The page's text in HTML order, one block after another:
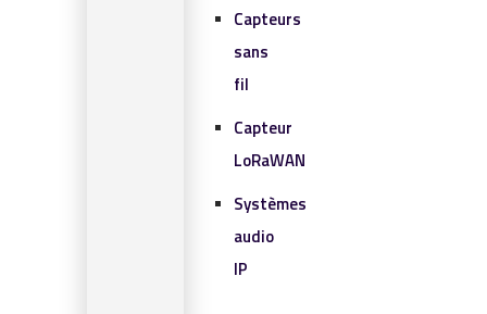
Capteurs
sans
fil
Capteur
LoRaWAN
Systèmes
audio
IP